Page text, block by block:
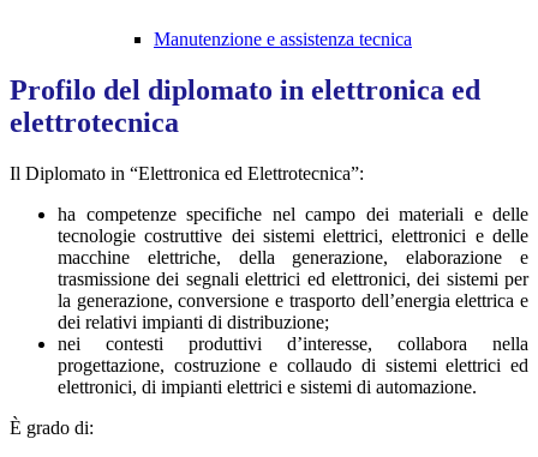
Manutenzione e assistenza tecnica
Profilo del diplomato in elettronica ed
elettrotecnica
Il Diplomato in “Elettronica ed Elettrotecnica”:
ha competenze specifiche nel campo dei materiali e delle
tecnologie costruttive dei sistemi elettrici, elettronici e delle
macchine elettriche, della generazione, elaborazione e
trasmissione dei segnali elettrici ed elettronici, dei sistemi per
la generazione, conversione e trasporto dell’energia elettrica e
dei relativi impianti di distribuzione;
nei contesti produttivi d’interesse, collabora nella
progettazione, costruzione e collaudo di sistemi elettrici ed
elettronici, di impianti elettrici e sistemi di automazione.
È grado di: